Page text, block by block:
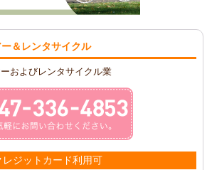
＆レンタサイクル
およびレンタサイクル業
レジットカード利用可